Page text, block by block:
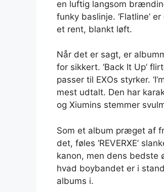
en luftig langsom
funky baslinje. ‘Flatline’
et rent, blankt løft.
Når det er sagt, er
for sikkert. ‘Back It Up’
passer til EXOs styrker.
mest udtalt. Den har
og Xiumins stemmer
Som et album præget af
det, føles ‘REVERXE’
kanon, men dens
hvad boybandet er i
albums i.